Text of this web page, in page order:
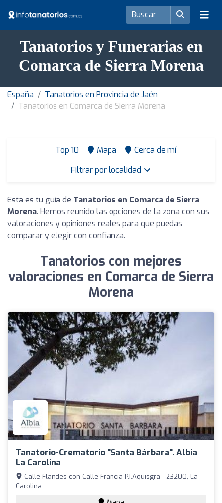
Tanatorios y Funerarias en
Comarca de Sierra Morena
España
Tanatorios en Provincia de Jaén
Tanatorios en Comarca de Sierra Morena
Top 10 Mapa
Cerca de mí
Filtrar por localidad
Esta es tu guía de Tanatorios en Comarca de Sierra
Morena. Hemos reunido las opciones de la zona con sus
valoraciones y opiniones reales para que puedas
comparar y elegir con confianza.
Tanatorios con mejores
valoraciones en Comarca de Sierra
Morena
Tanatorio-Crematorio "Santa Bárbara". Albia
La Carolina
Calle Flandes con Calle Francia P.I.Aquisgra - 23200, La
Carolina